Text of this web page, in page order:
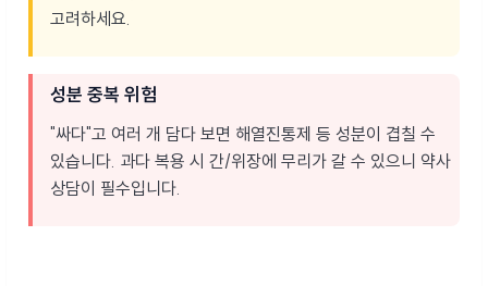
고려하세요.
성분 중복 위험
"싸다"고 여러 개 담다 보면 해열진통제 등 성분이 겹칠 수
있습니다. 과다 복용 시 간/위장에 무리가 갈 수 있으니 약사
상담이 필수입니다.